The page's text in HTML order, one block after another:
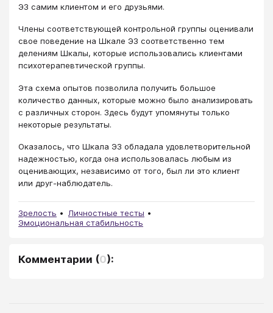
ЭЗ самим клиентом и его друзьями.
Члены соответствующей контрольной группы оценивали
свое поведение на Шкале ЭЗ соответственно тем
делениям Шкалы, которые использовались клиентами
психотерапевтической группы.
Эта схема опытов позволила получить большое
количество данных, которые можно было анализировать
с различных сторон. Здесь будут упомянуты только
некоторые результаты.
Оказалось, что Шкала ЭЗ обладала удовлетворительной
надежностью, когда она использовалась любым из
оценивающих, независимо от того, был ли это клиент
или друг-наблюдатель.
Зрелость
Личностные тесты
Эмоциональная стабильность
Комментарии (0):